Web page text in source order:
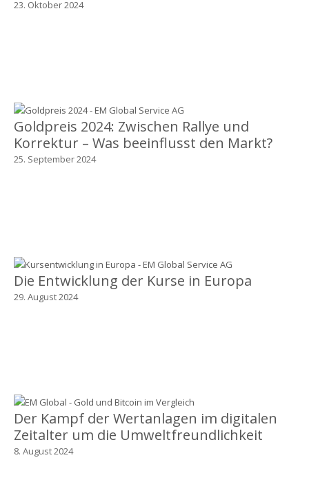
23. Oktober 2024
Goldpreis 2024: Zwischen Rallye und
Korrektur – Was beeinflusst den Markt?
25. September 2024
Die Entwicklung der Kurse in Europa
29. August 2024
Der Kampf der Wertanlagen im digitalen
Zeitalter um die Umweltfreundlichkeit
8. August 2024